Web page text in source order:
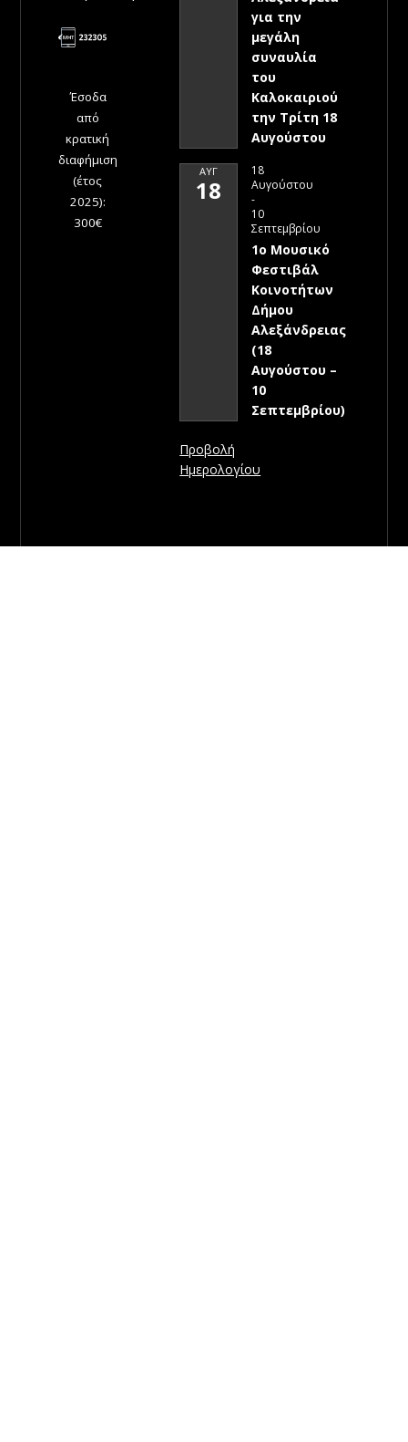
Έσοδα
από
κρατική
διαφήμιση
(έτος
2025):
300€
για την
μεγάλη
συναυλία
του
Καλοκαιριού
την Τρίτη 18
Αυγούστου
ΑΥΓ
18
18
Αυγούστου
-
10
Σεπτεμβρίου
1ο Μουσικό
Φεστιβάλ
Κοινοτήτων
Δήμου
Αλεξάνδρειας
(18
Αυγούστου –
10
Σεπτεμβρίου)